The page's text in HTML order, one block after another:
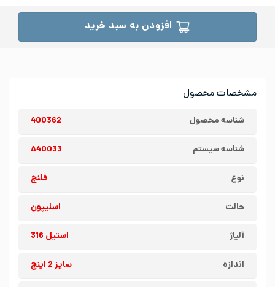
مشخصات محصول
شناسه محصول 400362
شناسه سیستم A40033
نوع فلنج
حالت اسلیپون
آلیاژ استیل 316
اندازه سایز 2 اینچ
افزودن به سبد خرید